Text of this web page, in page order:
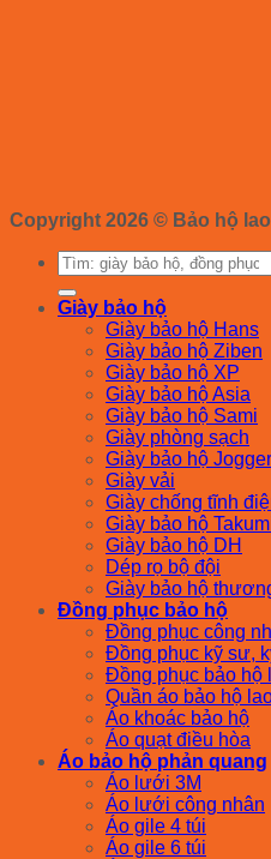
Copyright 2026 © Bảo hộ
Tìm
kiếm:
Giày bảo hộ
Giày bảo hộ Hans
Giày bảo hộ Ziben
Giày bảo hộ XP
Giày bảo hộ Asia
Giày bảo hộ Sami
Giày phòng sạch
Giày bảo hộ Jogger
Giày vải
Giày chống tĩnh
Giày bảo hộ
Giày bảo hộ DH
Dép rọ bộ đội
Giày bảo hộ
Đồng phục bảo hộ
Đồng phục công
Đồng phục kỹ sư,
Đồng phục bảo hộ
Quần áo bảo hộ
Áo khoác bảo hộ
Áo quạt điều hòa
Áo bảo hộ phản quang
Áo lưới 3M
Áo lưới công nhân
Áo gile 4 túi
Áo gile 6 túi